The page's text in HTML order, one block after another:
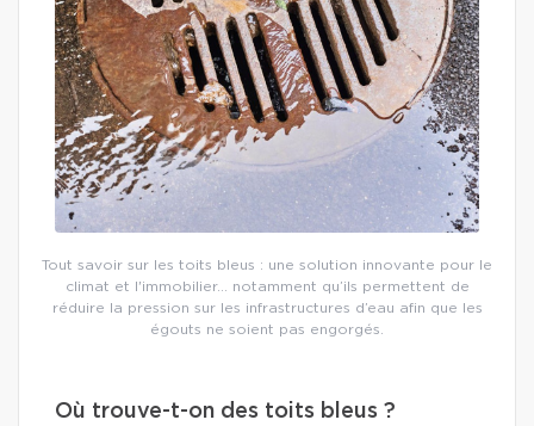
Tout savoir sur les toits bleus : une solution innovante pour le
climat et l'immobilier… notamment qu’ils permettent de
réduire la pression sur les infrastructures d’eau afin que les
égouts ne soient pas engorgés.
Où trouve-t-on des toits bleus ?